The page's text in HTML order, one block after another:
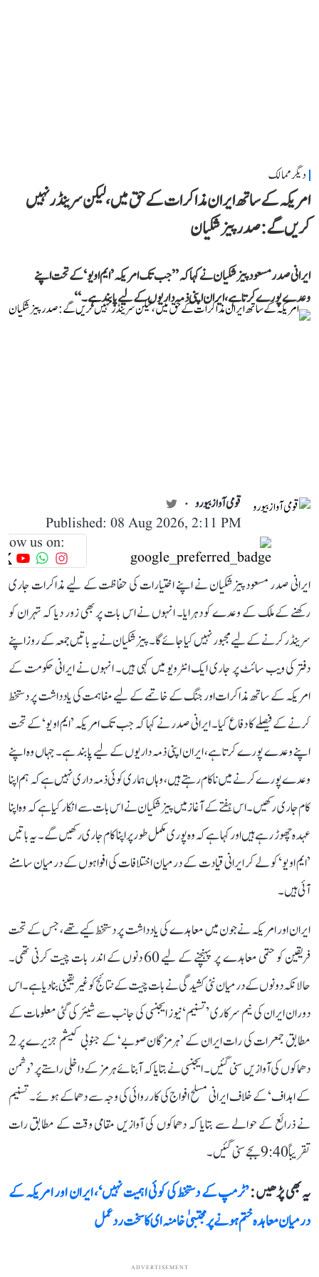
دیگر ممالک
امریکہ کے ساتھ ایران مذاکرات کے حق میں، لیکن سرینڈر نہیں
کریں گے: صدر پیزشکیان
ایرانی صدر مسعود پیزشکیان نے کہا کہ ’’جب تک امریکہ ’ایم او یو‘ کے تحت اپنے
وعدے پورے کرتا ہے، ایران اپنی ذمہ داریوں کے لیے پابند ہے۔‘‘
قومی آواز بیورو
Published: 08 Aug 2026, 2:11 PM
us on:
ایرانی صدر مسعود پیزشکیان نے اپنے اختیارات کی حفاظت کے لیے مذاکرات جاری
رکھنے کے ملک کے وعدے کو دہرایا۔ انہوں نے اس بات پر بھی زور دیا کہ تہران کو
سرینڈر کرنے کے لیے مجبور نہیں کیا جائے گا۔ پیزشکیان نے یہ باتیں جمعہ کے روز اپنے
دفتر کی ویب سائٹ پر جاری ایک انٹرویو میں کہی ہیں۔ انہوں نے ایرانی حکومت کے
امریکہ کے ساتھ مذاکرات اور جنگ کے خاتمے کے لیے مفاہمت کی یادداشت پر دستخط
کرنے کے فیصلے کا دفاع کیا۔ ایرانی صدر نے کہا کہ جب تک امریکہ ’ایم او یو‘ کے تحت
اپنے وعدے پورے کرتا ہے، ایران اپنی ذمہ داریوں کے لیے پابند ہے۔ جہاں وہ اپنے
وعدے پورے کرنے میں ناکام رہتے ہیں، وہاں ہماری کوئی ذمہ داری نہیں ہے کہ ہم اپنا
کام جاری رکھیں۔ اس ہفتے کے آغاز میں پیزشکیان نے اس بات سے انکار کیا ہے کہ وہ اپنا
عہدہ چھوڑ رہے ہیں اور کہا ہے کہ وہ پوری مکمل طور پر اپنا کام جاری رکھیں گے۔ یہ باتیں
’ایم او یو‘ کو لے کر ایرانی قیادت کے درمیان اختلافات کی افواہوں کے درمیان سامنے
آئی ہیں۔
ایران اور امریکہ نے جون میں معاہدے کی یادداشت پر دستخط کیے تھے، جس کے تحت
فریقین کو حتمی معاہدے پر پہنچنے کے لیے 60 دنوں کے اندر بات چیت کرنی تھی۔
حالانکہ دونوں کے درمیان نئی کشیدگی نے بات چیت کے نتائج کو غیر یقینی بنا دیا ہے۔ اس
دوران ایران کی نیم سرکاری ’تسنیم‘ نیوز ایجنسی کی جانب سے شیئر کی گئی معلومات کے
مطابق جمعرات کی رات ایران کے ’ہرمزگان صوبے‘ کے جنوبی کیشم جزیرے پر 2
دھماکوں کی آوازیں سنی گئیں۔ ایجنسی نے بتایا کہ آبنائے ہرمز کے داخلی راستے پر ’دشمن
کے اہداف‘ کے خلاف ایرانی مسلح افواج کی کارروائی کی وجہ سے دھماکے ہوئے۔ تسنیم
نے ذرائع کے حوالے سے بتایا کہ دھماکوں کی آوازیں مقامی وقت کے مطابق رات
تقریباً 9:40 بجے سنی گئیں۔
یہ بھی پڑھیں :’ٹرمپ کے دستخط کی کوئی اہمیت نہیں‘، ایران اور امریکہ کے
درمیان معاہدہ ختم ہونے پر مجتبیٰ خامنہ ای کا سخت ردعمل
ADVERTISEMENT